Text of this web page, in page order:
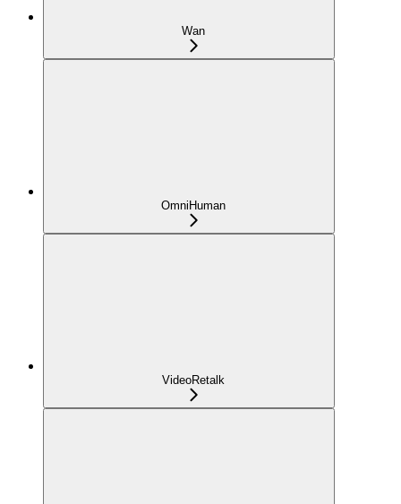
Wan
OmniHuman
VideoRetalk